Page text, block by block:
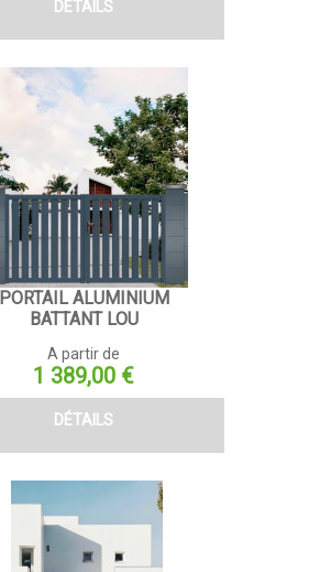
DÉTAILS
PORTAIL ALUMINIUM
BATTANT LOU
A partir de
Prix
1 389,00 €
DÉTAILS